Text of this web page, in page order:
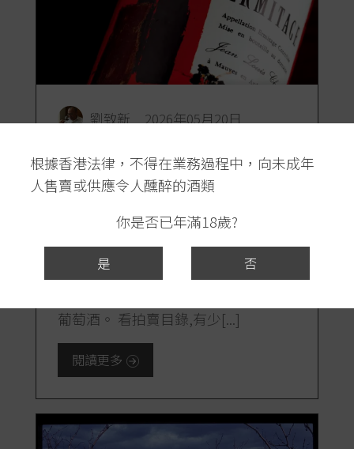
根據香港法律，不得在業務過程中，向未成年
人售賣或供應令人醺醉的酒類
你是否已年滿18歲?
是 否
劉致新 2026年05月20日
品紅酒 Cathelin 擔大旗 無底價
拍賣高質威士忌
(文: 劉致新 2026.05) 台灣羅芙奧拍賣
23日舉行,地點仍然是在台北中正區的
萬豪酒店 (Marriot Taipei)。 今個22日
葡萄酒。 看拍賣目錄,有少[...]
閱讀更多